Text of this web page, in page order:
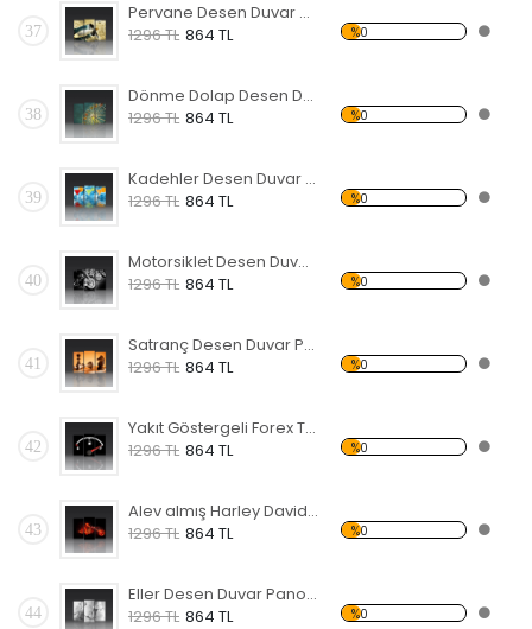
37
Pervane Desen Duvar Panosu 3AS-1114
1296 TL 864 TL %0
38
Dönme Dolap Desen Duvar Panosu 3AS-1116
1296 TL 864 TL %0
39
Kadehler Desen Duvar Panosu 3AS-1117
1296 TL 864 TL %0
40
Motorsiklet Desen Duvar Panosu 3AS-1120
1296 TL 864 TL %0
41
Satranç Desen Duvar Panosu
1296 TL 864 TL %0
42
Yakıt Göstergeli Forex Tablo
1296 TL 864 TL %0
43
Alev almış Harley Davidson Forex Tablo
1296 TL 864 TL %0
44
Eller Desen Duvar Panosu
1296 TL 864 TL %0